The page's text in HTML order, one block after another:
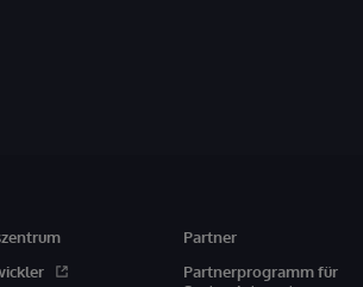
Partner
Partnerprogramm für